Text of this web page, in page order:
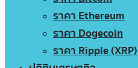
ราคา Ethereum
ราคา Dogecoin
ราคา Ripple (XRP)